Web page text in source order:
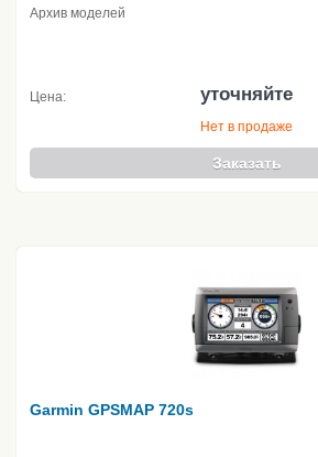
Архив моделей
Цена: уточняйте
Нет в продаже
Заказать
Garmin GPSMAP 720s